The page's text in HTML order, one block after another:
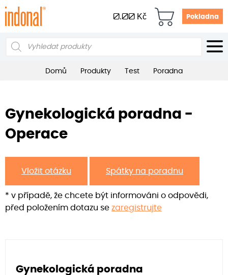
0.00 Kč Pokladna
Products
Domů Produkty Test Poradna
Gynekologická poradna -
Operace
Vložit otázku Spátky na poradnu
* v případě, že chcete být informováni o odpovědi,
před položením dotazu se zaregistrujte
Gynekologická poradna